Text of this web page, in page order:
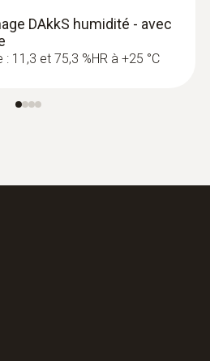
DAkkS humidité - avec
11,3 et 75,3 %HR à +25 °C